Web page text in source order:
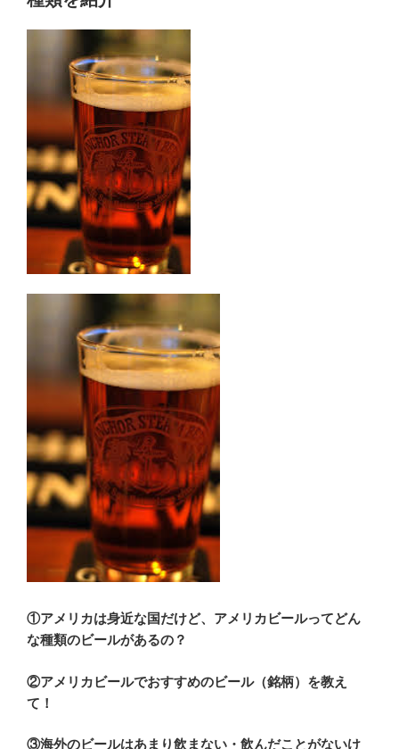
①アメリカは身近な国だけど、アメリカビールってどん
な種類のビールがあるの？
②アメリカビールでおすすめのビール（銘柄）を教え
て！
③海外のビールはあまり飲まない・飲んだことがないけ